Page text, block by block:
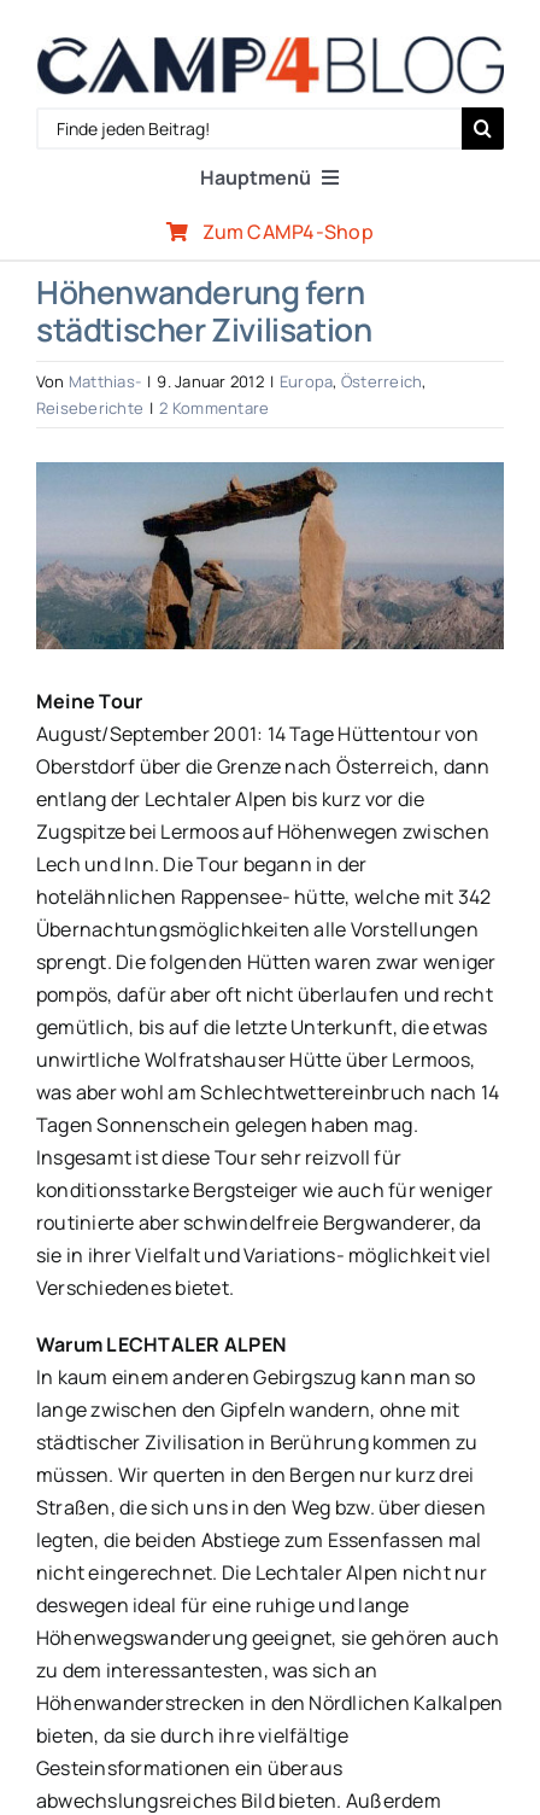
Inhalt
springen
Search
Hauptmenü
Reiseberichte
Expertenwissen
Outdoor-Szene
CAMP4-Team
Zum CAMP4-Shop
Höhenwanderung fern
städtischer Zivilisation
Von Matthias- | 9. Januar 2012 | Europa, Österreich,
Reiseberichte | 2 Kommentare
Meine Tour
August/September 2001: 14 Tage Hüttentour von
Oberstdorf über die Grenze nach Österreich, dann
entlang der Lechtaler Alpen bis kurz vor die
Zugspitze bei Lermoos auf Höhenwegen zwischen
Lech und Inn. Die Tour begann in der
hotelähnlichen Rappensee- hütte, welche mit 342
Übernachtungsmöglichkeiten alle Vorstellungen
sprengt. Die folgenden Hütten waren zwar weniger
pompös, dafür aber oft nicht überlaufen und recht
gemütlich, bis auf die letzte Unterkunft, die etwas
unwirtliche Wolfratshauser Hütte über Lermoos,
was aber wohl am Schlechtwettereinbruch nach 14
Tagen Sonnenschein gelegen haben mag.
Insgesamt ist diese Tour sehr reizvoll für
konditionsstarke Bergsteiger wie auch für weniger
routinierte aber schwindelfreie Bergwanderer, da
sie in ihrer Vielfalt und Variations- möglichkeit viel
Verschiedenes bietet.
Warum LECHTALER ALPEN
In kaum einem anderen Gebirgszug kann man so
lange zwischen den Gipfeln wandern, ohne mit
städtischer Zivilisation in Berührung kommen zu
müssen. Wir querten in den Bergen nur kurz drei
Straßen, die sich uns in den Weg bzw. über diesen
legten, die beiden Abstiege zum Essenfassen mal
nicht eingerechnet. Die Lechtaler Alpen nicht nur
deswegen ideal für eine ruhige und lange
Höhenwegswanderung geeignet, sie gehören auch
zu dem interessantesten, was sich an
Höhenwanderstrecken in den Nördlichen Kalkalpen
bieten, da sie durch ihre vielfältige
Gesteinsformationen ein überaus
abwechslungsreiches Bild bieten. Außerdem